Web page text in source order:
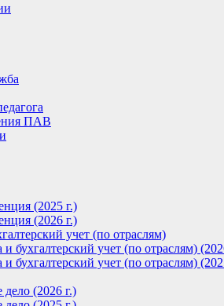
ПАВ
(2025 г.)
(2026 г.)
учет (по отраслям)
бухгалтерский учет (по отраслям)
бухгалтерский учет (по отраслям)
дело (2026 г.)